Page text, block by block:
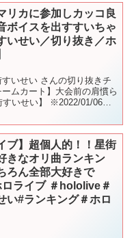
リカに参加しカッコ良
ボイスを出すすいちゃ
いせい／切り抜き／ホ
いせい さんの切り抜きチ
ムカート】大会前の肩慣ら
すいせい】 ※2022/01/06の
ブ】超個人的！！星街
きなオリ曲ランキン
ろん全部大好きで
ライブ ＃hololive＃
い#ランキング＃ホロ